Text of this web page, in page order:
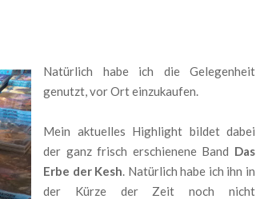
Natürlich habe ich die Gelegenheit
genutzt, vor Ort einzukaufen.
Mein aktuelles Highlight bildet dabei
der ganz frisch erschienene Band Das
Erbe der Kesh. Natürlich habe ich ihn in
der Kürze der Zeit noch nicht